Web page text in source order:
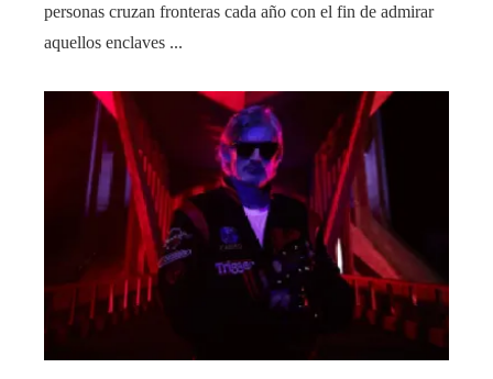
personas cruzan fronteras cada año con el fin de admirar
aquellos enclaves ...